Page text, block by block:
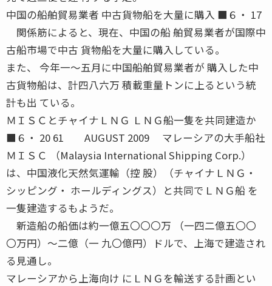
中国の船舶貿易業者 中古貨物船を大量に購入 ■６・ 17
関係筋によると、現在、中国の船 舶貿易業者が国際中
古船市場で中古 貨物船を大量に購入している。
また、 今年一〜五月に中国船舶貿易業者が 購入した中
古貨物船は、計四八六万 積載重量トンに上るという統
計も出 ている。
ＭＩＳＣとチャイナＬＮＧ ＬＮＧ船一隻を共同建造か
■６・ 20 61 AUGUST 2009 マレーシアの大手船社
ＭＩＳＣ （Malaysia International Shipping Corp.）
は、中国液化天然気運輸（控 股）（チャイナＬＮＧ・
シッピング・ ホールディングス）と共同でＬＮＧ船 を
一隻建造するもようだ。
新造船の船価は約一億五〇〇〇万 （一四二億五〇〇
〇万円）〜二億（一 九〇億円）ドルで、上海で建造され
る見通し。
マレーシアから上海向け にＬＮＧを輸送する計画とい